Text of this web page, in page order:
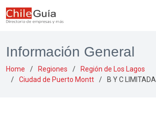
Información General
Home Regiones
Región de Los Lagos
Ciudad de Puerto Montt
B Y C LIMITADA